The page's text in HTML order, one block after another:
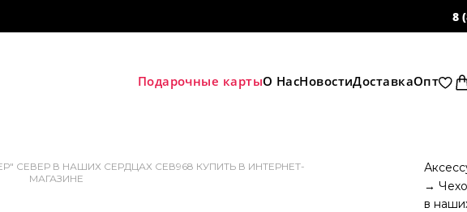
8
Подарочные картыО НасНовостиДоставкаОпт
в